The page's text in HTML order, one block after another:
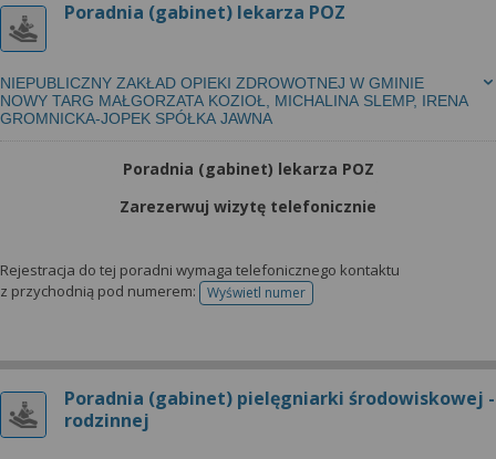
Poradnia (gabinet) lekarza POZ
NIEPUBLICZNY ZAKŁAD OPIEKI ZDROWOTNEJ W GMINIE
NOWY TARG MAŁGORZATA KOZIOŁ, MICHALINA SLEMP, IRENA
GROMNICKA-JOPEK SPÓŁKA JAWNA
Poradnia (gabinet) lekarza POZ
Zarezerwuj wizytę telefonicznie
Rejestracja do tej poradni wymaga telefonicznego kontaktu
z przychodnią pod numerem:
Wyświetl numertelefonu do rejestracji
Poradnia (gabinet) pielęgniarki środowiskowej -
rodzinnej